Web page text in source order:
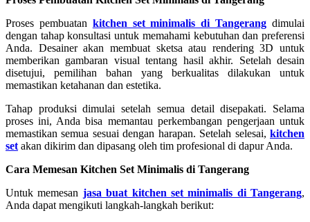
Proses pembuatan kitchen set minimalis di Tangerang dimulai
dengan tahap konsultasi untuk memahami kebutuhan dan preferensi
Anda. Desainer akan membuat sketsa atau rendering 3D untuk
memberikan gambaran visual tentang hasil akhir. Setelah desain
disetujui, pemilihan bahan yang berkualitas dilakukan untuk
memastikan ketahanan dan estetika.
Tahap produksi dimulai setelah semua detail disepakati. Selama
proses ini, Anda bisa memantau perkembangan pengerjaan untuk
memastikan semua sesuai dengan harapan. Setelah selesai, kitchen
set akan dikirim dan dipasang oleh tim profesional di dapur Anda.
Cara Memesan Kitchen Set Minimalis di Tangerang
Untuk memesan jasa buat kitchen set minimalis di Tangerang,
Anda dapat mengikuti langkah-langkah berikut: